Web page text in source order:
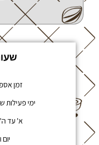
זמן
ימי פעילות
א' עד ה' 8:00 עד 18:00
יום